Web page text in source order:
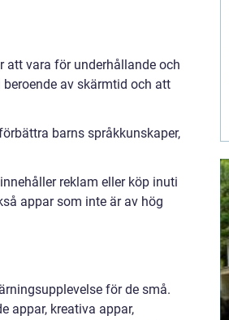
att vara för underhållande och
av skärmtid och att
barns språkkunskaper,
reklam eller köp inuti
appar som inte är av hög
för de små.
appar, kreativa appar,